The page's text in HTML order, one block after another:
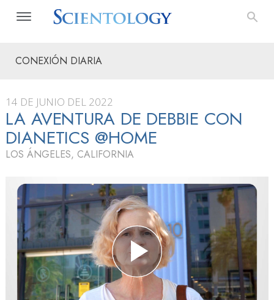
CONEXIÓN DIARIA
14 DE JUNIO DEL 2022
LA AVENTURA DE DEBBIE CON
DIANETICS @HOME
LOS ÁNGELES, CALIFORNIA